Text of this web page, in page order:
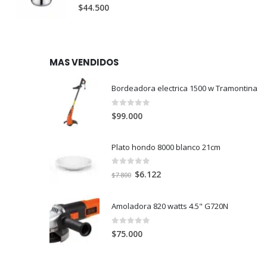
0 out of 5
$44.500
MAS VENDIDOS
Bordeadora electrica 1500 w Tramontina
0 out of 5
$99.000
Plato hondo 8000 blanco 21cm
out of 5
$7.800 El
era:
$7.800.
$6.122El
es:
Amoladora 820 watts 4.5" G720N
0
$75.000